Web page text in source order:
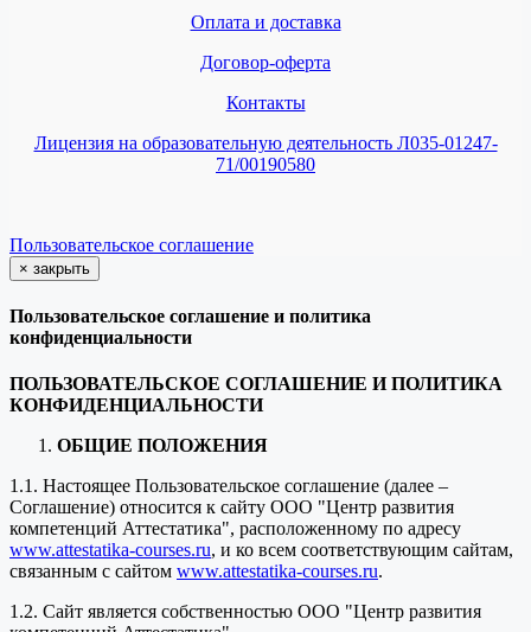
Оплата и доставка
Договор-оферта
Контакты
Лицензия на образовательную деятельность Л035-01247-
71/00190580
Пользовательское соглашение
× закрыть
Пользовательское соглашение и политика
конфиденциальности
ПОЛЬЗОВАТЕЛЬСКОЕ СОГЛАШЕНИЕ И ПОЛИТИКА
КОНФИДЕНЦИАЛЬНОСТИ
ОБЩИЕ ПОЛОЖЕНИЯ
1.1. Настоящее Пользовательское соглашение (далее –
Соглашение) относится к сайту ООО "Центр развития
компетенций Аттестатика", расположенному по адресу
www.attestatika-courses.ru, и ко всем соответствующим сайтам,
связанным с сайтом www.attestatika-courses.ru.
1.2. Сайт является собственностью ООО "Центр развития